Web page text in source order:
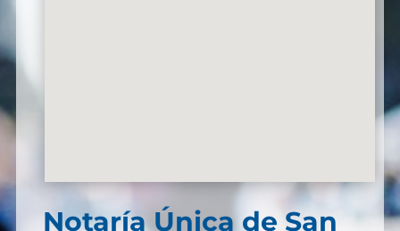
Notaría Única de San